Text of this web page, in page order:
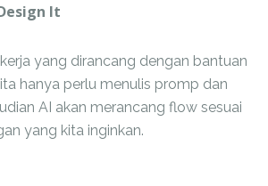
It
yang dirancang dengan bantuan
hanya perlu menulis promp dan
AI akan merancang flow sesuai
yang kita inginkan.